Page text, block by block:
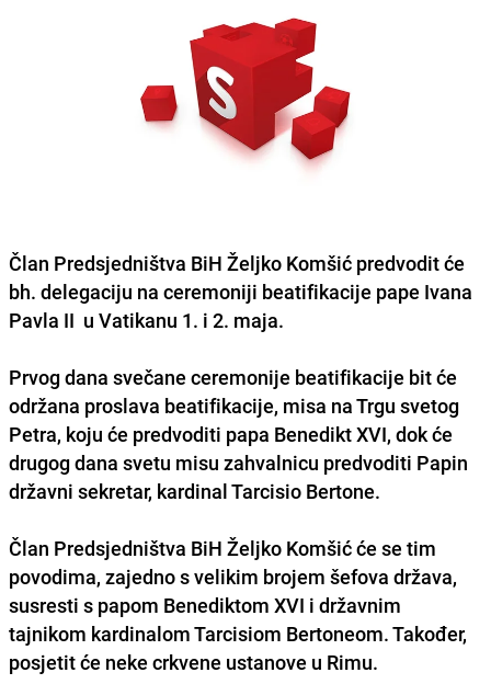
Član Predsjedništva BiH Željko Komšić predvodit će
bh. delegaciju na ceremoniji beatifikacije pape Ivana
Pavla II u Vatikanu 1. i 2. maja.
Prvog dana svečane ceremonije beatifikacije bit će
održana proslava beatifikacije, misa na Trgu svetog
Petra, koju će predvoditi papa Benedikt XVI, dok će
drugog dana svetu misu zahvalnicu predvoditi Papin
državni sekretar, kardinal Tarcisio Bertone.
Član Predsjedništva BiH Željko Komšić će se tim
povodima, zajedno s velikim brojem šefova država,
susresti s papom Benediktom XVI i državnim
tajnikom kardinalom Tarcisiom Bertoneom. Također,
posjetit će neke crkvene ustanove u Rimu.